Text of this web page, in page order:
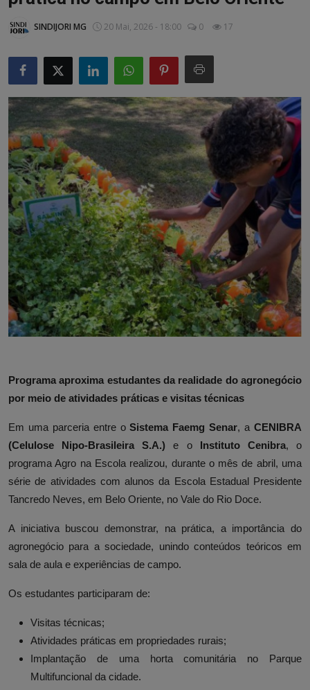
SINDIJORI MG 20 Mai, 2026 - 18:00 0 17
Programa aproxima estudantes da realidade do agronegócio
por meio de atividades práticas e visitas técnicas
Em uma parceria entre oSistema Faemg Senar, aCENIBRA
(Celulose Nipo-Brasileira S.A.)e o Instituto Cenibra, o
programa Agro na Escola realizou, durante o mês de abril, uma
série de atividades com alunos da Escola Estadual Presidente
Tancredo Neves, em Belo Oriente, no Vale do Rio Doce.
A iniciativa buscou demonstrar, na prática, a importância do
agronegócio para a sociedade, unindo conteúdos teóricos em
sala de aula e experiências de campo.
Os estudantes participaram de:
Visitas técnicas;
Atividades práticas em propriedades rurais;
Implantação de uma horta comunitária no Parque
Multifuncional da cidade.